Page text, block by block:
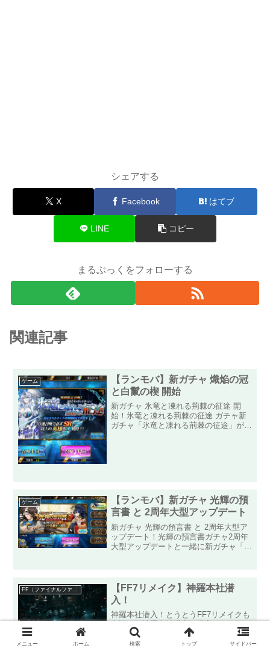
シェアする
X Facebook はてブ
LINE コピー
まるぶっくをフォローする
関連記事
ゲーム
【ランモバ】新ガチャ 熾焔の冠
と白鬣の楔 開始
新ガチャ 氷竜と凍れる荊棘の征途 開
始！氷竜と凍れる荊棘の征途 ガチャ新
ガチャ「氷竜と凍れる荊棘の征途」が開
ゲーム
【ランモバ】新ガチャ 光輝の預
言書 と 2周年大型アップデート
新ガチャ 光輝の預言書 と 2周年大型ア
ップデート！光輝の預言書ガチャ2周年
大型アップデートと一緒に新ガチャ「光
キャラが二人でるまで...
【FF7リメイク】神羅本社潜
入！
神羅本社潜入！とうとうFF7リメイクも
ムよりも綺麗な内装で世紀末から一気に
現代まで復活したかのようです！そんな
メニュー ホーム 検索 トップ サイドバー